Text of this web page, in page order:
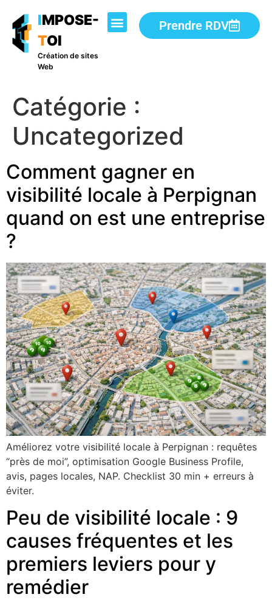
IMPOSE-
TOI
Création de sites
Web
Prendre RDV
Catégorie :
Uncategorized
Comment gagner en
visibilité locale à Perpignan
quand on est une entreprise
?
Améliorez votre visibilité locale à Perpignan : requêtes
“près de moi”, optimisation Google Business Profile,
avis, pages locales, NAP. Checklist 30 min + erreurs à
éviter.
Peu de visibilité locale : 9
causes fréquentes et les
premiers leviers pour y
remédier